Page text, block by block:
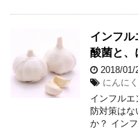
インフル
酸菌と、
2018/01/
にんにく
インフル
防対策は
か？ イン